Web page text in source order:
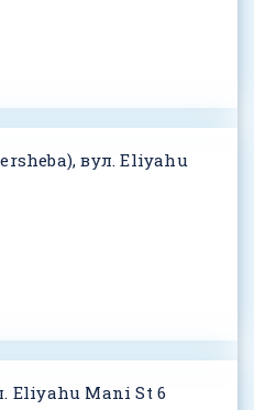
вул. Eliyahu
Eliyahu Mani St 6